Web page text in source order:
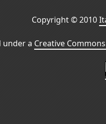
Copyright © 2010
under a Creative